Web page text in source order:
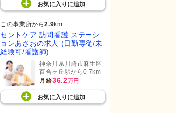
お気に入り に追加
この事業所から2.9km
セントケア 訪問看護 ステーシ
ョンあさおの求人 (日勤専従/未
経験可/看護師)
神奈川県川崎市麻生区
百合ヶ丘駅から0.7km
月給36.2万円
お気に入り に追加